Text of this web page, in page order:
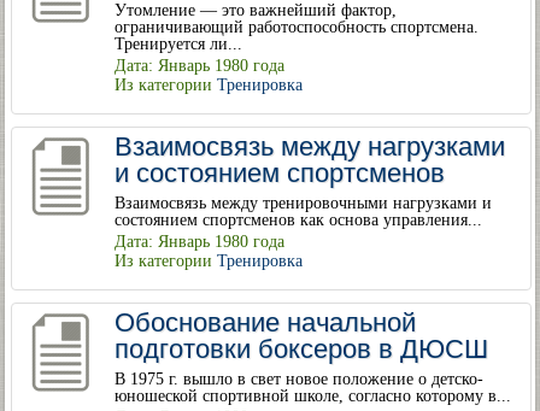
Утомление — это важнейший фактор,
ограничивающий работоспособность спортсмена.
Тренируется ли...
Дата: Январь 1980 года
Из категории Тренировка
Взаимосвязь между нагрузками
и состоянием спортсменов
Взаимосвязь между тренировочными нагрузками и
состоянием спортсменов как основа управления...
Дата: Январь 1980 года
Из категории Тренировка
Обоснование начальной
подготовки боксеров в ДЮСШ
В 1975 г. вышло в свет новое положение о детско-
юношеской спортивной школе, согласно которому в...